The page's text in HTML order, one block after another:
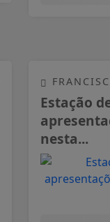
Estação
nesta...